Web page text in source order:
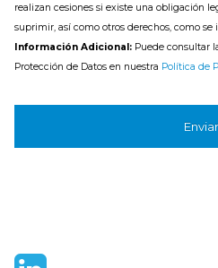
realizan cesiones si existe una obligación
suprimir, así como otros derechos, como
Información Adicional: Puede consultar
Protección de Datos en nuestra Política de